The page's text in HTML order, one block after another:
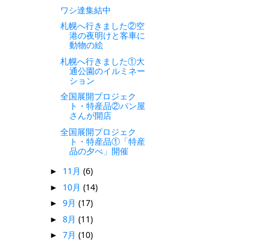
ワシ達集結中
札幌へ行きました②空
港の夜明けと客車に
動物の絵
札幌へ行きました①大
通公園のイルミネー
ション
全国展開プロジェク
ト・特産品②パン屋
さんが開店
全国展開プロジェク
ト・特産品①「特産
品の夕べ」開催
► 11月 (6)
► 10月 (14)
► 9月 (17)
► 8月 (11)
► 7月 (10)